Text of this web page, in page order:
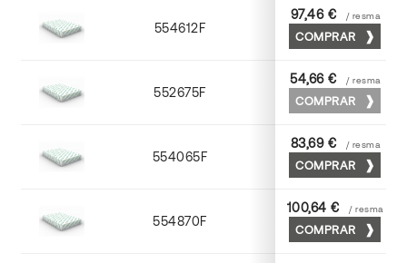
554612F 72 x 102
97,46 € / resma
COMPRAR
552675F 75 x 53
54,66 € / resma
COMPRAR
554065F 65 x 90
83,69 € / resma
COMPRAR
554870F 70 x 100
100,64 € / resma
COMPRAR